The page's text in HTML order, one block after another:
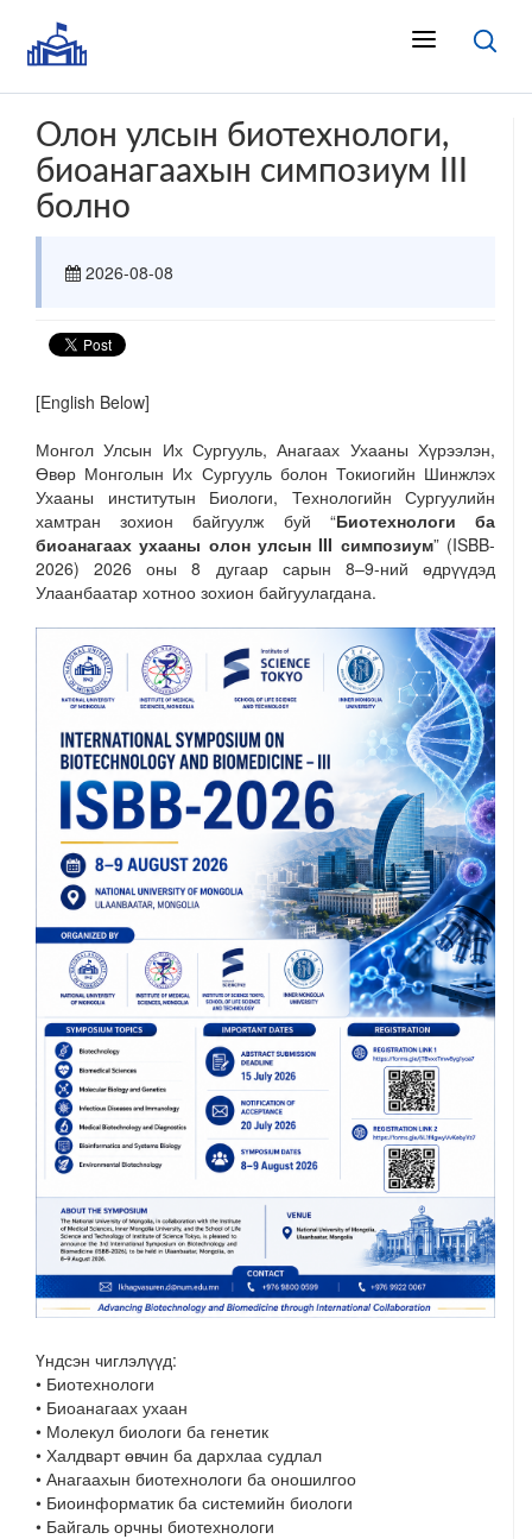
Олон улсын биотехнологи,
биоанагаахын симпозиум III
болно
2026-08-08
[English Below]
Монгол Улсын Их Сургууль, Анагаах Ухааны Хүрээлэн,
Өвөр Монголын Их Сургууль болон Токиогийн Шинжлэх
Ухааны институтын Биологи, Технологийн Сургуулийн
хамтран зохион байгуулж буй “Биотехнологи ба
биоанагаах ухааны олон улсын III симпозиум” (ISBB-
2026) 2026 оны 8 дугаар сарын 8–9-ний өдрүүдэд
Улаанбаатар хотноо зохион байгуулагдана.
Үндсэн чиглэлүүд:
• Биотехнологи
• Биоанагаах ухаан
• Молекул биологи ба генетик
• Халдварт өвчин ба дархлаа судлал
• Анагаахын биотехнологи ба оношилгоо
• Биоинформатик ба системийн биологи
• Байгаль орчны биотехнологи